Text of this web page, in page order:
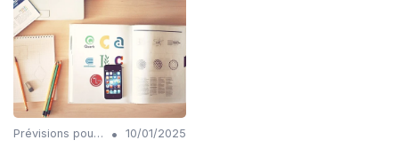
Prévisions pour l'intégration IA et SEO •
10/01/2025